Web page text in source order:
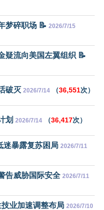
梦碎职场 📝 2026/7/15
疑流向美国左翼组织 📝
破灭 2026/7/14 （36,551次）
划 2026/7/14 （36,417次）
暴露复苏困局 2026/7/11
告威胁国际安全 2026/7/11
业加速调整布局 2026/7/10